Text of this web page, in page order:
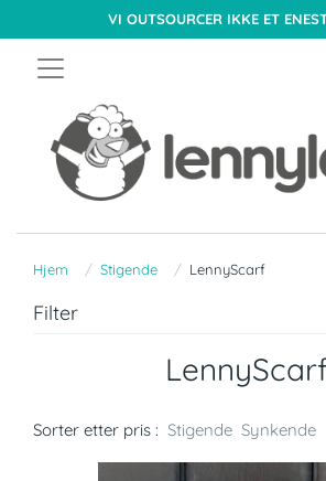
VI OUTSOURCER IKKE ET
Hjem Stigende LennyScarf
Filter
Sorter etter pris : Stigende Synkende